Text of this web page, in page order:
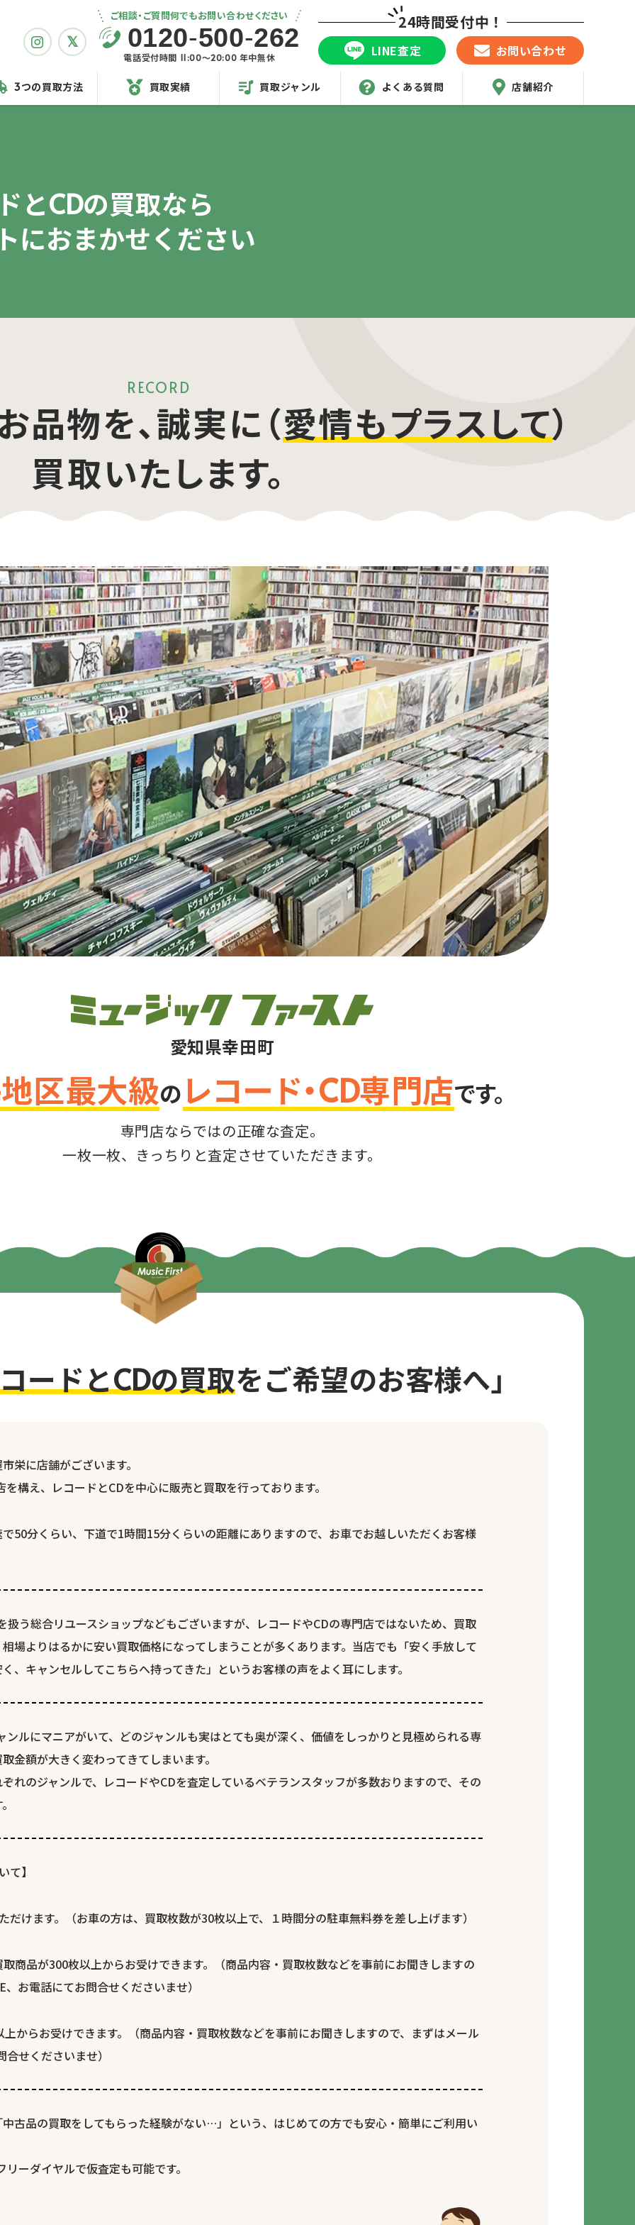
3つの買取方法 買取実績 買取ジャンル よくある質問 店舗紹介
ご相談・ご質問何でもお問い合わせください
0120-500-262
電話受付時間 11:00〜20:00 年中無休
24時間受付中！
LINE査定 お問い合わせ
とCDの買取なら
におまかせください
RECORD
物を、誠実に（愛情もプラスして）
買取いたします。
愛知県幸田町
区最大級の レコード・CD専門店です。
専門店ならではの正確な査定。
一枚一枚、きっちりと査定させていただきます。
ードとCDの買取をご希望のお客様へ」
栄に店舗がございます。
構え、レコードとCDを中心に販売と買取を行っております。
50分くらい、下道で1時間15分くらいの距離にありますので、お車でお越しいただくお客様
扱う総合リユースショップなどもございますが、レコードやCDの専門店ではないため、買取
場よりはるかに安い買取価格になってしまうことが多くあります。当店でも「安く手放して
、キャンセルしてこちらへ持ってきた」というお客様の声をよく耳にします。
ンルにマニアがいて、どのジャンルも実はとても奥が深く、価値をしっかりと見極められる専
金額が大きく変わってきてしまいます。
れのジャンルで、レコードやCDを査定しているベテランスタッフが多数おりますので、その
て】
けます。（お車の方は、買取枚数が30枚以上で、１時間分の駐車無料券を差し上げます）
商品が300枚以上からお受けできます。（商品内容・買取枚数などを事前にお聞きしますの
お電話にてお問合せくださいませ）
からお受けできます。（商品内容・買取枚数などを事前にお聞きしますので、まずはメール
せくださいませ）
古品の買取をしてもらった経験がない…」という、はじめての方でも安心・簡単にご利用い
ーダイヤルで仮査定も可能です。